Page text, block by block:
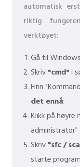
automatisk
riktig
verktøyet:
Gå til Windows
Skriv"cmd"i
Finn
det ennå:
Klikk på høyre
administrator"
Skriv"sfc /
starte